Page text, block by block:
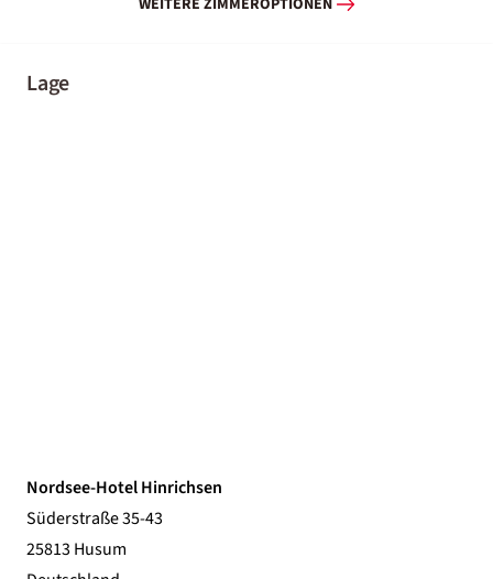
WEITERE ZIMMEROPTIONEN
Lage
Nordsee-Hotel Hinrichsen
Süderstraße 35-43
25813 Husum